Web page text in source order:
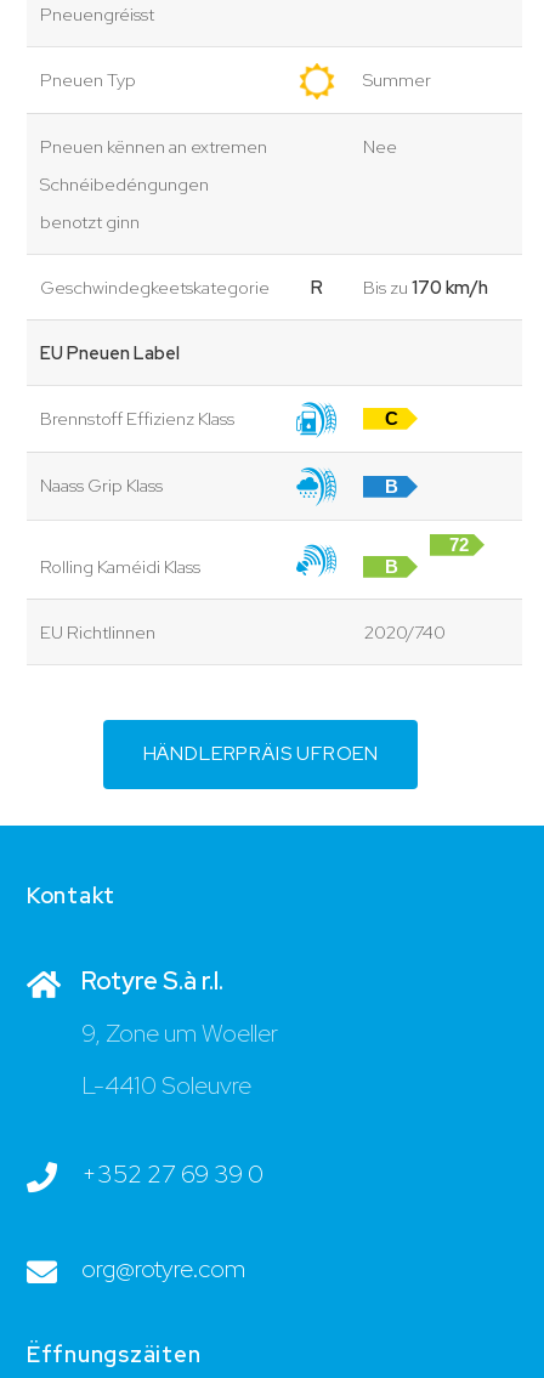
Pneuengréisst
Pneuen Typ Summer
Pneuen kënnen an extremen
Schnéibedéngungen
benotzt ginn
Nee
Geschwindegkeetskategorie R Bis zu 170 km/h
EU Pneuen Label
Brennstoff Effizienz Klass C
Naass Grip Klass B
Rolling Kaméidi Klass B
72
EU Richtlinnen 2020/740
HÄNDLERPRÄIS UFROEN
Kontakt
Rotyre S.à r.l.
9, Zone um Woeller
L-4410 Soleuvre
+352 27 69 39 0
org@rotyre.com
Ëffnungszäiten